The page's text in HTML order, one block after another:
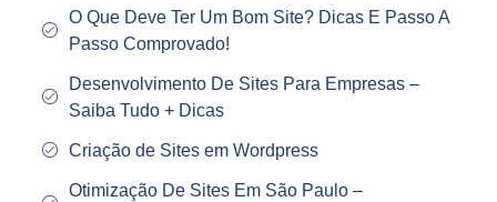
O Que Deve Ter Um Bom Site? Dicas E Passo A
Passo Comprovado!
Desenvolvimento De Sites Para Empresas –
Saiba Tudo + Dicas
Criação de Sites em Wordpress
Otimização De Sites Em São Paulo –